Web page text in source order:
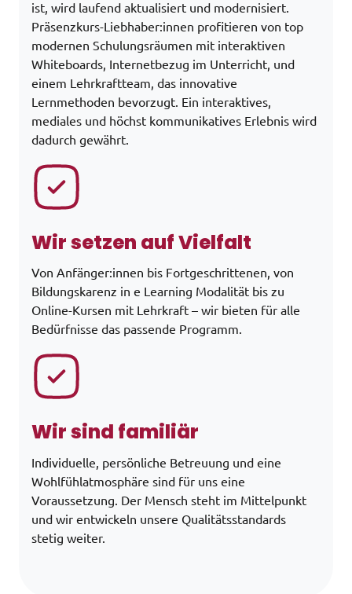
ist, wird laufend aktualisiert und modernisiert.
Präsenzkurs-Liebhaber:innen profitieren von top
modernen Schulungsräumen mit interaktiven
Whiteboards, Internetbezug im Unterricht, und
einem Lehrkraftteam, das innovative
Lernmethoden bevorzugt. Ein interaktives,
mediales und höchst kommunikatives Erlebnis wird
dadurch gewährt.
Wir setzen auf Vielfalt
Von Anfänger:innen bis Fortgeschrittenen, von
Bildungskarenz in e Learning Modalität bis zu
Online-Kursen mit Lehrkraft – wir bieten für alle
Bedürfnisse das passende Programm.
Wir sind familiär
Individuelle, persönliche Betreuung und eine
Wohlfühlatmosphäre sind für uns eine
Voraussetzung. Der Mensch steht im Mittelpunkt
und wir entwickeln unsere Qualitätsstandards
stetig weiter.